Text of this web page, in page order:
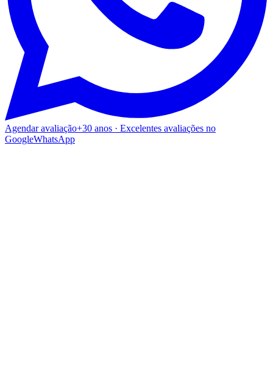
Agendar avaliação+30 anos · Excelentes avaliações no
GoogleWhatsApp